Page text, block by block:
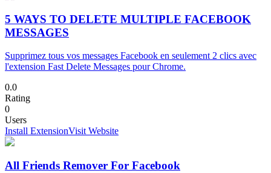
5 WAYS TO DELETE MULTIPLE FACEBOOK
MESSAGES
Supprimez tous vos messages Facebook en seulement 2 clics avec
l'extension Fast Delete Messages pour Chrome.
0.0
Rating
0
Users
Install ExtensionVisit Website
All Friends Remover For Facebook